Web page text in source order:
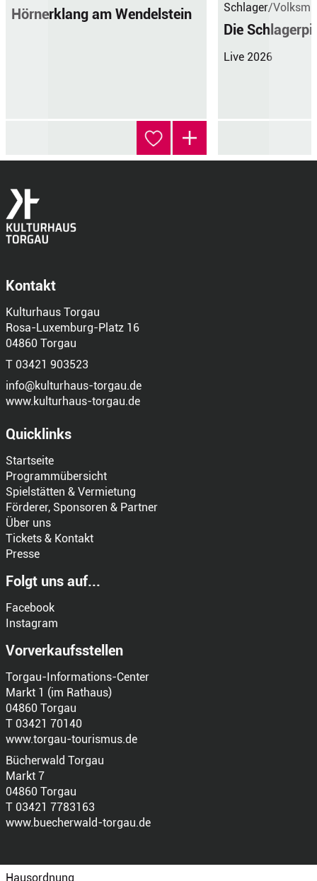
Hörnerklang am Wendelstein
Schlager/
Die
Live 2026
Kontakt
Kulturhaus Torgau
Rosa-Luxemburg-Platz 16
04860 Torgau
T 03421 903523
info@kulturhaus-torgau.de
www.kulturhaus-torgau.de
Quicklinks
Startseite
Programmübersicht
Spielstätten & Vermietung
Förderer, Sponsoren & Partner
Über uns
Tickets & Kontakt
Presse
Folgt uns auf...
Facebook
Instagram
Vorverkaufsstellen
Torgau-Informations-Center
Markt 1 (im Rathaus)
04860 Torgau
T 03421 70140
www.torgau-tourismus.de
Bücherwald Torgau
Markt 7
04860 Torgau
T 03421 7783163
www.buecherwald-torgau.de
Hausordnung